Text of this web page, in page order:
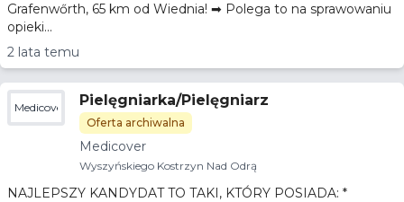
Grafenwőrth, 65 km od Wiednia! ➡ Polega to na sprawowaniu
opieki...
2 lata temu
Medicover Pielęgniarka/Pielęgniarz
Oferta archiwalna
Medicover
Wyszyńskiego Kostrzyn Nad Odrą
NAJLEPSZY KANDYDAT TO TAKI, KTÓRY POSIADA: *